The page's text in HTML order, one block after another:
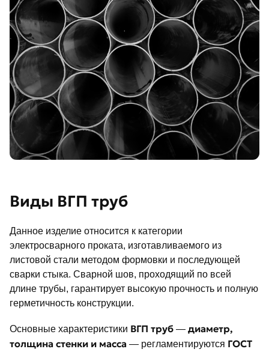
Виды ВГП труб
Данное изделие относится к категории
электросварного проката, изготавливаемого из
листовой стали методом формовки и последующей
сварки стыка. Сварной шов, проходящий по всей
длине трубы, гарантирует высокую прочность и полную
герметичность конструкции.
Основные характеристики ВГП труб — диаметр,
толщина стенки и масса — регламентируются ГОСТ